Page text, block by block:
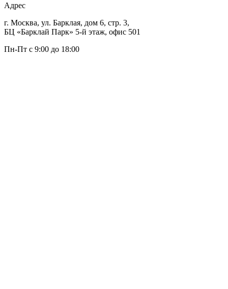
Адрес
г. Москва, ул. Барклая, дом 6, стр. 3,
БЦ «Барклай Парк» 5-й этаж, офис 501
Пн-Пт с 9:00 до 18:00